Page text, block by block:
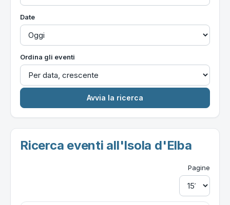
Date
Ordina gli eventi
Ricerca eventi all'Isola d'Elba
Pagine